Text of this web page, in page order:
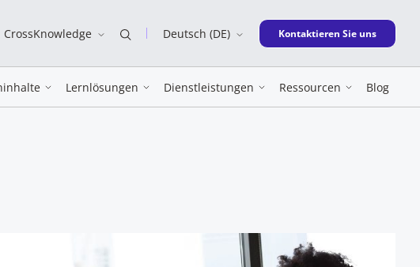
Deutsch (DE) New window
Kontaktieren Sie uns
Lernlösungen Dienstleistungen Ressourcen Blog